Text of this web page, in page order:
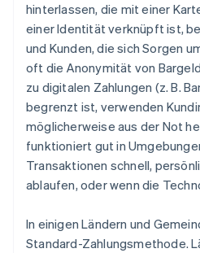
hinterlassen, die mit einer
einer Identität verknüpft ist,
und Kunden, die sich Sorgen
oft die Anonymität von
zu digitalen Zahlungen (z. B.
begrenzt ist, verwenden
möglicherweise aus der Not
funktioniert gut in
Transaktionen schnell,
ablaufen, oder wenn die
In einigen Ländern und
Standard-Zahlungsmethode.